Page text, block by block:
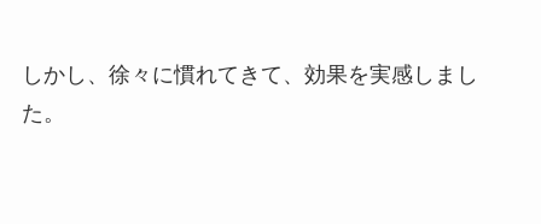
しかし、徐々に慣れてきて、効果を実感しまし
た。